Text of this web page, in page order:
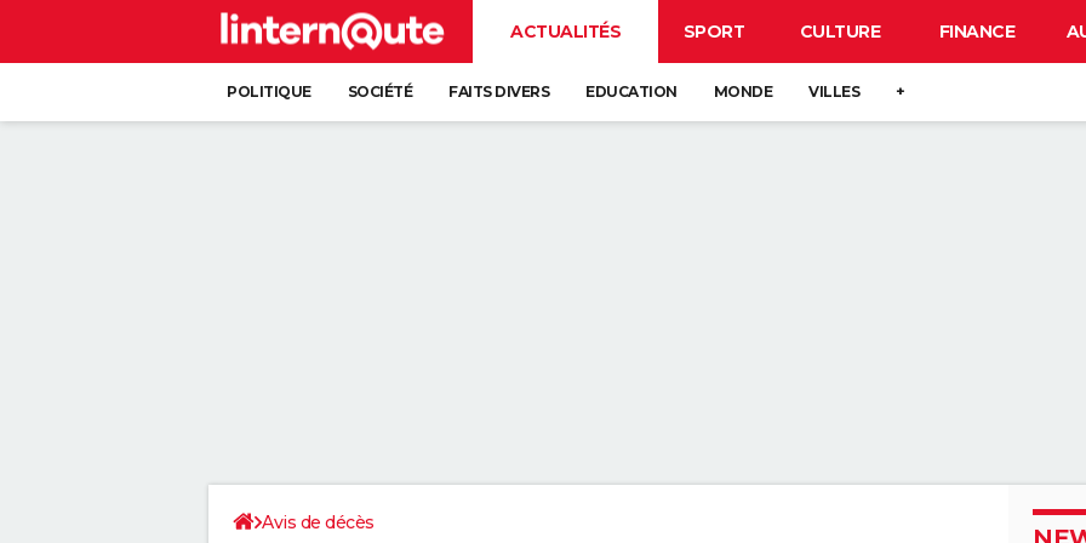
ACTUALITÉS SPORT CULTURE FINANCE
POLITIQUE SOCIÉTÉ FAITS DIVERS EDUCATION MONDE VILLES +
Avis de décès